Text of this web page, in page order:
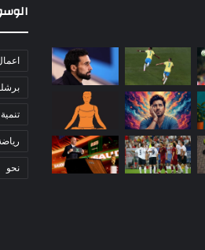
س
ا
تنمية
نحو